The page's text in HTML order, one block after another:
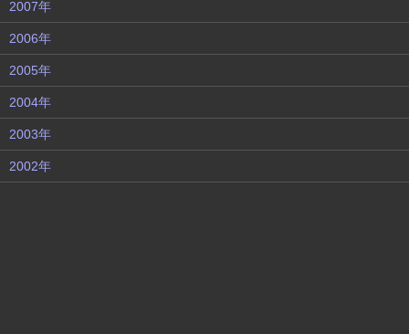
2007年
2006年
2005年
2004年
2003年
2002年